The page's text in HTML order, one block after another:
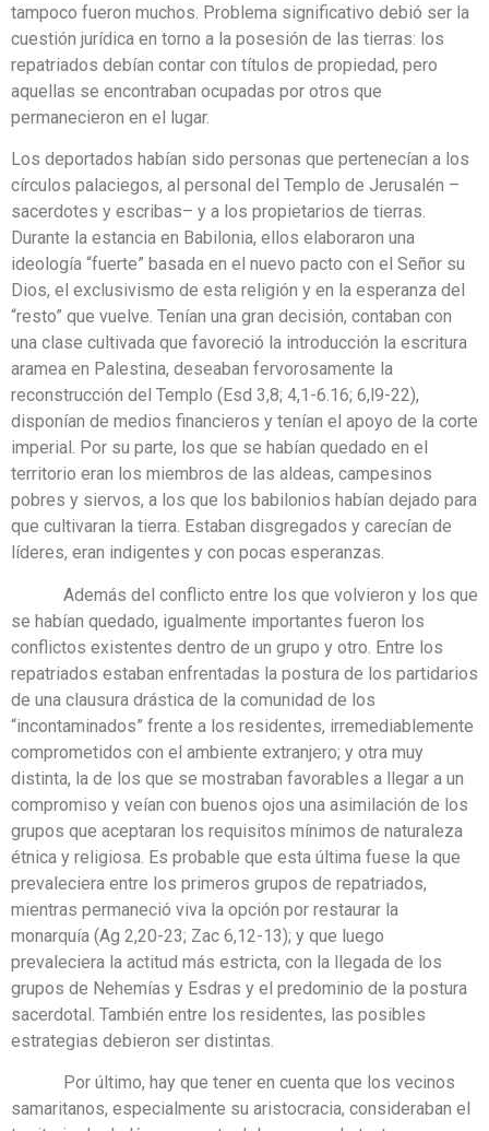
tampoco fueron muchos. Problema significativo debió ser la
cuestión jurídica en torno a la posesión de las tierras: los
repatriados debían contar con títulos de propiedad, pero
aquellas se encontraban ocupadas por otros que
permanecieron en el lugar.
Los deportados habían sido personas que pertenecían a los
círculos palaciegos, al personal del Templo de Jerusalén –
sacerdotes y escribas– y a los propietarios de tierras.
Durante la estancia en Babilonia, ellos elaboraron una
ideología “fuerte” basada en el nuevo pacto con el Señor su
Dios, el exclusivismo de esta religión y en la esperanza del
“resto” que vuelve. Tenían una gran decisión, contaban con
una clase cultivada que favoreció la introducción la escritura
aramea en Palestina, deseaban fervorosamente la
reconstrucción del Templo (Esd 3,8; 4,1-6.16; 6,l9-22),
disponían de medios financieros y tenían el apoyo de la corte
imperial. Por su parte, los que se habían quedado en el
territorio eran los miembros de las aldeas, campesinos
pobres y siervos, a los que los babilonios habían dejado para
que cultivaran la tierra. Estaban disgregados y carecían de
líderes, eran indigentes y con pocas esperanzas.
Además del conflicto entre los que volvieron y los que
se habían quedado, igualmente importantes fueron los
conflictos existentes dentro de un grupo y otro. Entre los
repatriados estaban enfrentadas la postura de los partidarios
de una clausura drástica de la comunidad de los
“incontaminados” frente a los residentes, irremediablemente
comprometidos con el ambiente extranjero; y otra muy
distinta, la de los que se mostraban favorables a llegar a un
compromiso y veían con buenos ojos una asimilación de los
grupos que aceptaran los requisitos mínimos de naturaleza
étnica y religiosa. Es probable que esta última fuese la que
prevaleciera entre los primeros grupos de repatriados,
mientras permaneció viva la opción por restaurar la
monarquía (Ag 2,20-23; Zac 6,12-13); y que luego
prevaleciera la actitud más estricta, con la llegada de los
grupos de Nehemías y Esdras y el predominio de la postura
sacerdotal. También entre los residentes, las posibles
estrategias debieron ser distintas.
Por último, hay que tener en cuenta que los vecinos
samaritanos, especialmente su aristocracia, consideraban el